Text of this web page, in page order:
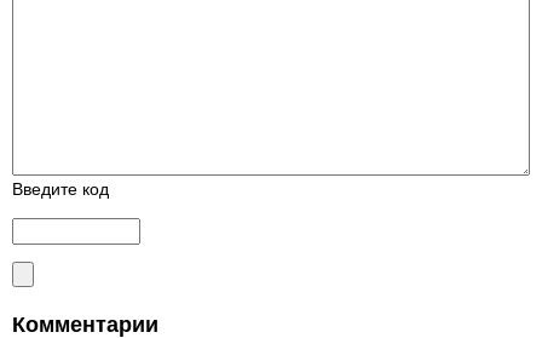
Введите код
Комментарии